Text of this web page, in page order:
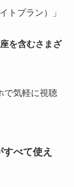
トプラン）」
を含むさまざ
で気軽に視聴
べて使え